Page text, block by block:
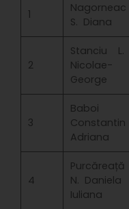
1
Nagorneac
S. Diana
2
Stanciu L.
Nicolae-
George
3
Baboi
Constantin
Adriana
4
Purcăreață
N. Daniela
Iuliana